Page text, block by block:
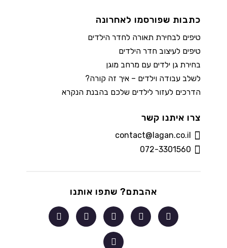
כתבות שפורסמו לאחרונה
טיפים לבחירת תאורה לחדר הילדים
טיפים לעיצוב חדר הילדים
בחירת גן ילדים עם מרחב מוגן
לשלב עבודה וילדים – איך זה קורה?
הדרכים לעזור לילדים שלכם בהבנת הנקרא
צרו איתנו קשר
contact@lagan.co.il
072-3301560
אהבתם? שתפו אותנו